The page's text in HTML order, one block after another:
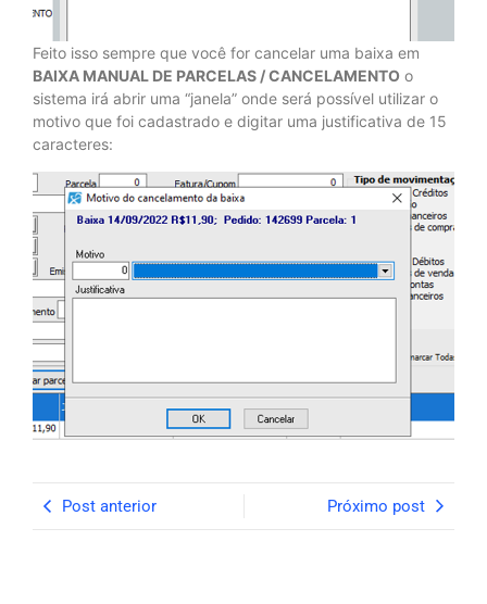
Feito isso sempre que você for cancelar uma baixa em
BAIXA MANUAL DE PARCELAS / CANCELAMENTO o
sistema irá abrir uma “janela” onde será possível utilizar o
motivo que foi cadastrado e digitar uma justificativa de 15
caracteres:
Post anterior Próximo post